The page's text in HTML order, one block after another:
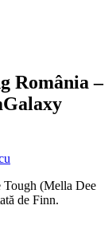
România –
Tough (Mella Dee
de Finn.